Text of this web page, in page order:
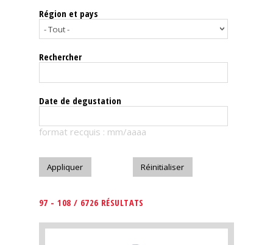
dégustation
Le
magazine
Télécharger
Région et pays
Rechercher
Date de degustation
format recquis : mm/aaaa
97 - 108 / 6726 RÉSULTATS